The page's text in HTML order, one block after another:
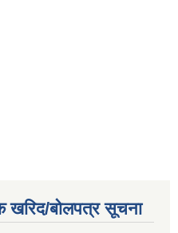
खरिद/बोलपत्र सूचना